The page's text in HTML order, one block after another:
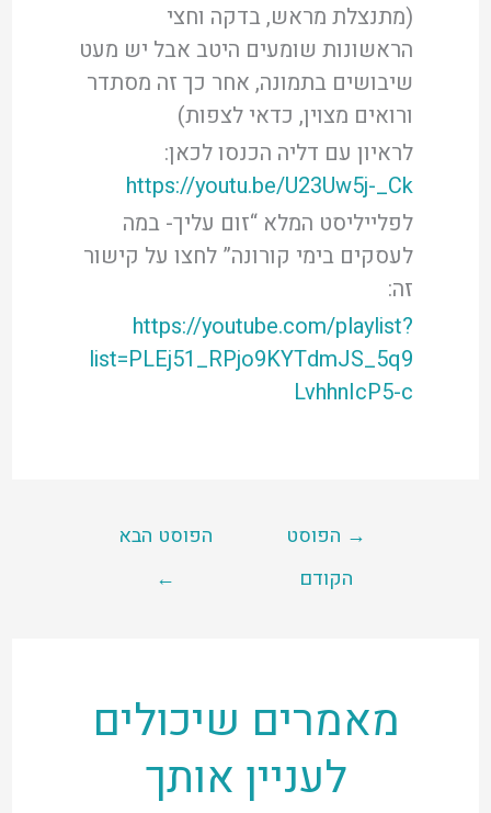
(מתנצלת מראש, בדקה וחצי
הראשונות שומעים היטב אבל יש מעט
שיבושים בתמונה, אחר כך זה מסתדר
ורואים מצוין, כדאי לצפות)
לראיון עם דליה הכנסו לכאן:
https://youtu.be/U23Uw5j-_Ck
לפלייליסט המלא “זום עליך- במה
לעסקים בימי קורונה” לחצו על קישור
זה:
https://youtube.com/playlist?
list=PLEj51_RPjo9KYTdmJS_5q9
LvhhnIcP5-c
→ הפוסט
הקודם
הפוסט הבא
←
מאמרים שיכולים
לעניין אותך